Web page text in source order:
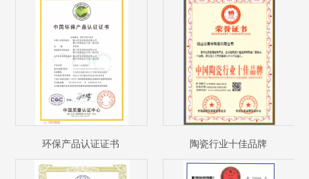
环保产品认证证书 陶瓷行业十佳品牌